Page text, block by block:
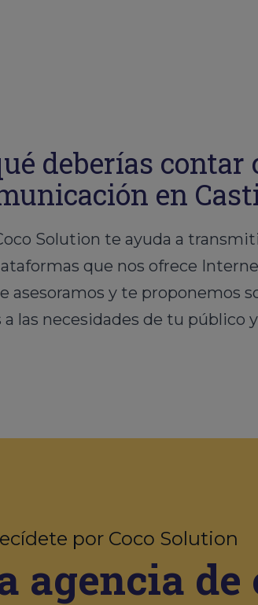
deberías contar
en
Solution te ayuda a
que nos ofrece
asesoramos y te proponemos
las necesidades de tu público
por Coco Solution
agencia